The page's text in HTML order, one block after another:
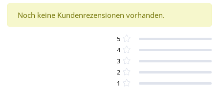
Noch keine Kundenrezensionen vorhanden.
5
4
3
2
1